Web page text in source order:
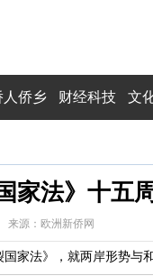
人侨乡 财经科技 文
家法》十五
来源：欧洲新侨网
家法》，就两岸形势与